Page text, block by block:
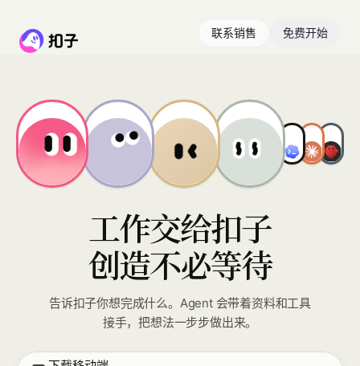
联系销售 免费开始
工作交给扣子
创造不必等待
告诉扣子你想完成什么。Agent 会带着资料和工具
接手，把想法一步步做出来。